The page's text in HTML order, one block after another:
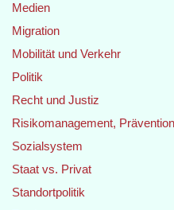
Medien
Migration
Mobilität und Verkehr
Politik
Recht und Justiz
Risikomanagement,
Sozialsystem
Staat vs. Privat
Standortpolitik